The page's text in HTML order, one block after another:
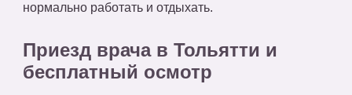
нормально работать и отдыхать.
Приезд врача в Тольятти и
бесплатный осмотр